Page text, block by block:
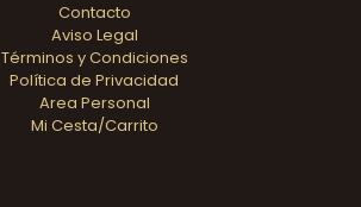
Contacto
Aviso Legal
Términos y Condiciones
Política de Privacidad
Area Personal
Mi Cesta/Carrito